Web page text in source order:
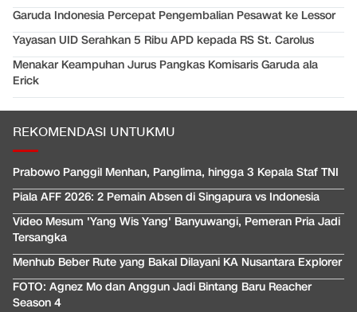
Garuda Indonesia Percepat Pengembalian Pesawat ke Lessor
Yayasan UID Serahkan 5 Ribu APD kepada RS St. Carolus
Menakar Keampuhan Jurus Pangkas Komisaris Garuda ala
Erick
REKOMENDASI UNTUKMU
Prabowo Panggil Menhan, Panglima, hingga 3 Kepala Staf TNI
Piala AFF 2026: 2 Pemain Absen di Singapura vs Indonesia
Video Mesum 'Yang Wis Yang' Banyuwangi, Pemeran Pria Jadi
Tersangka
Menhub Beber Rute yang Bakal Dilayani KA Nusantara Explorer
FOTO: Agnez Mo dan Anggun Jadi Bintang Baru Reacher
Season 4